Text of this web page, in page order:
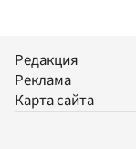
Редакция
Реклама
Карта сайта